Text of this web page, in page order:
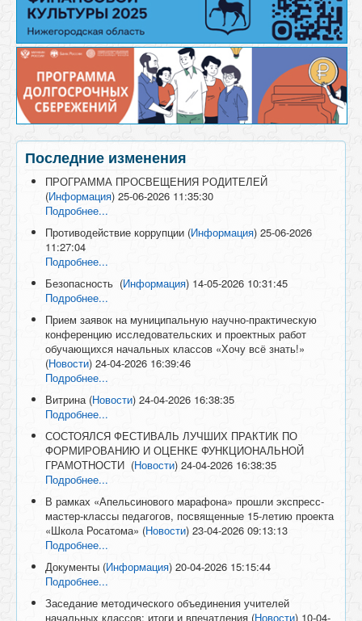
Последние изменения
ПРОГРАММА ПРОСВЕЩЕНИЯ РОДИТЕЛЕЙ
(Информация) 25-06-2026 11:35:30
Подробнее...
Противодействие коррупции (Информация) 25-06-2026
11:27:04
Подробнее...
Безопасность (Информация) 14-05-2026 10:31:45
Подробнее...
Прием заявок на муниципальную научно-практическую
конференцию исследовательских и проектных работ
обучающихся начальных классов «Хочу всё знать!»
(Новости) 24-04-2026 16:39:46
Подробнее...
Витрина (Новости) 24-04-2026 16:38:35
Подробнее...
СОСТОЯЛСЯ ФЕСТИВАЛЬ ЛУЧШИХ ПРАКТИК ПО
ФОРМИРОВАНИЮ И ОЦЕНКЕ ФУНКЦИОНАЛЬНОЙ
ГРАМОТНОСТИ (Новости) 24-04-2026 16:38:35
Подробнее...
В рамках «Апельсинового марафона» прошли экспресс-
мастер-классы педагогов, посвященные 15-летию проекта
«Школа Росатома» (Новости) 23-04-2026 09:13:13
Подробнее...
Документы (Информация) 20-04-2026 15:15:44
Подробнее...
Заседание методического объединения учителей
начальных классов: итоги и впечатления (Новости) 10-04-